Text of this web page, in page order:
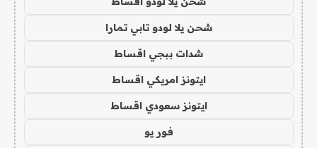
شحن يلا لودو تابي تمارا
شدات ببجي اقساط
ايتونز امريكي اقساط
ايتونز سعودي اقساط
فور يو